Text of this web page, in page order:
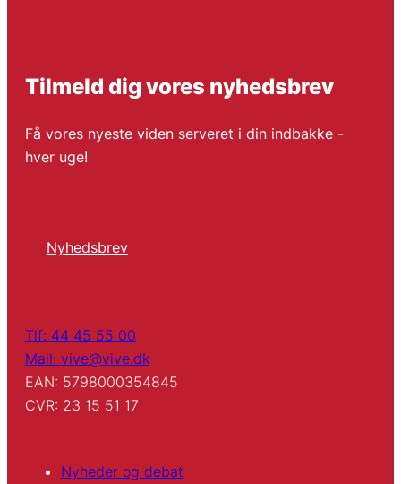
Tilmeld dig vores nyhedsbrev
Få vores nyeste viden serveret i din indbakke -
hver uge!
Nyhedsbrev
Tlf: 44 45 55 00
Mail: vive@vive.dk
EAN: 5798000354845
CVR: 23 15 51 17
Nyheder og debat